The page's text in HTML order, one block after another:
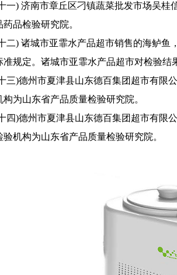
) 济南市章丘区刁镇蔬菜批发市场吴桂
药品检验研究院。
) 诸城市亚霏水产品超市销售的海鲈鱼
准规定。诸城市亚霏水产品超市对检验结
)德州市夏津县山东德百集团超市有限公
构为山东省产品质量检验研究院。
)德州市夏津县山东德百集团超市有限公
验机构为山东省产品质量检验研究院。